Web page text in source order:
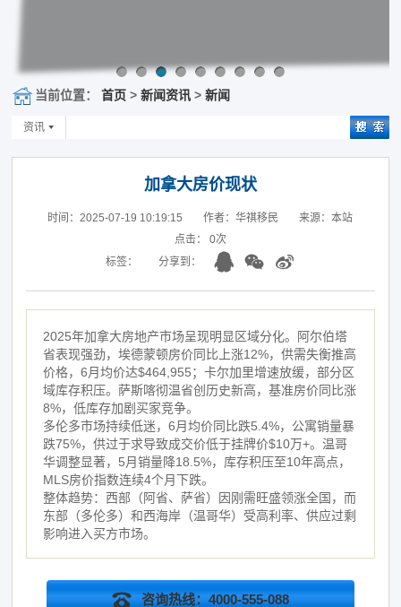
当前位置： 首页 >新闻资讯 >新闻
资讯
加拿大房价现状
时间：2025-07-19 10:19:15 作者：华祺移民
来源：本站
点击： 0次
标签：
分享到：
2025年加拿大房地产市场呈现明显区域分化。阿尔伯塔
省表现强劲，埃德蒙顿房价同比上涨12%，供需失衡推高
价格，6月均价达$464,955；卡尔加里增速放缓，部分区
域库存积压。萨斯喀彻温省创历史新高，基准房价同比涨
8%，低库存加剧买家竞争。
多伦多市场持续低迷，6月均价同比跌5.4%，公寓销量暴
跌75%，供过于求导致成交价低于挂牌价$10万+。温哥
华调整显著，5月销量降18.5%，库存积压至10年高点，
MLS房价指数连续4个月下跌。
整体趋势：西部（阿省、萨省）因刚需旺盛领涨全国，而
东部（多伦多）和西海岸（温哥华）受高利率、供应过剩
影响进入买方市场。
咨询热线：4000-555-088